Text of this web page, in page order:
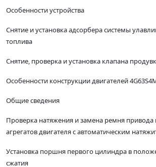
Особенности устройства
Снятие и установка адсорбера системы
топлива
Снятие, проверка и установка клапана
Особенности конструкции двигателей
Общие сведения
Проверка натяжения и замена ремня
агрегатов двигателя с автоматическим
Установка поршня первого цилиндра в
сжатия